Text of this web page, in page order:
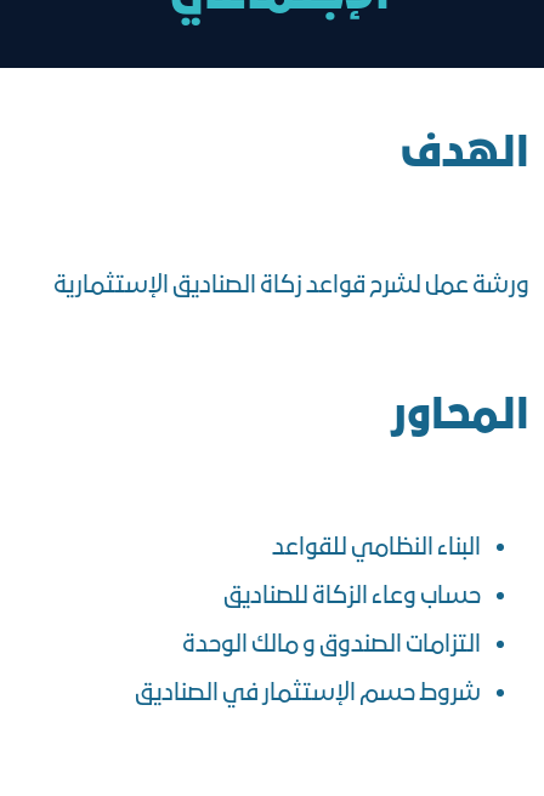
الهدف
ورشة عمل لشرح قواعد زكاة الصناديق الإستثمارية
المحاور
البناء النظامي للقواعد
حساب وعاء الزكاة للصناديق
التزامات الصندوق و مالك الوحدة
شروط حسم الإستثمار في الصناديق